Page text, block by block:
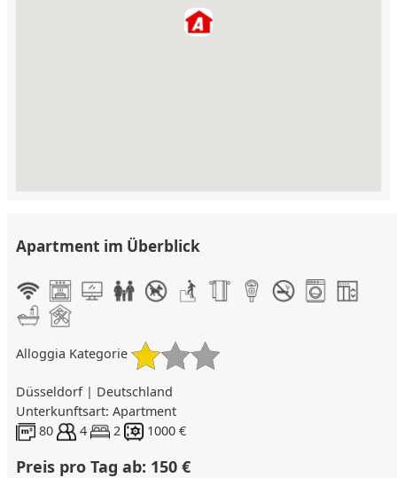
Apartment im Überblick
Alloggia Kategorie
Düsseldorf | Deutschland
Unterkunftsart: Apartment
80
4 2 1000 €
Preis pro Tag ab: 150 €